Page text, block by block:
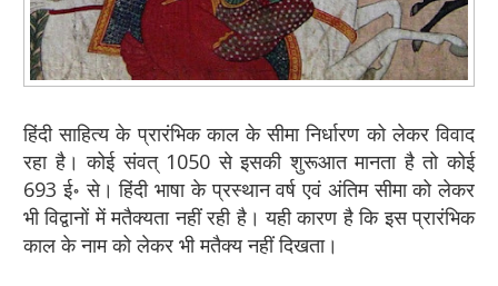
हिंदी साहित्य के प्रारंभिक काल के सीमा निर्धारण को लेकर विवाद
रहा है। कोई संवत् 1050 से इसकी शुरूआत मानता है तो कोई
693 ई॰ से। हिंदी भाषा के प्रस्थान वर्ष एवं अंतिम सीमा को लेकर
भी विद्वानों में मतैक्यता नहीं रही है। यही कारण है कि इस प्रारंभिक
काल के नाम को लेकर भी मतैक्य नहीं दिखता।